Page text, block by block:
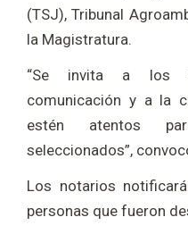
(TSJ), Tribunal
la Magistratura.
“Se invita a los
comunicación y a la
estén atentos
seleccionados”,
Los notarios
personas que fueron